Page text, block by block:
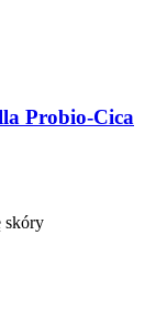
Probio-​Cica
skóry